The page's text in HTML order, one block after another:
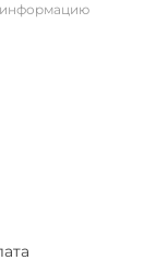
информацию